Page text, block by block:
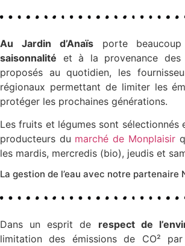
La gestion de l’eau avec notre partenaire
Dans un esprit de respect de
limitation des émissions de CO²
Au Jardin d’Anaïsporte beaucoup
saisonnalité et à la provenance des
proposés au quotidien, les
régionaux permettant de limiter les
protéger les prochaines générations.
Les fruits et légumes sont sélectionnés
producteurs du marché de Monplaisir
les mardis, mercredis (bio), jeudis et